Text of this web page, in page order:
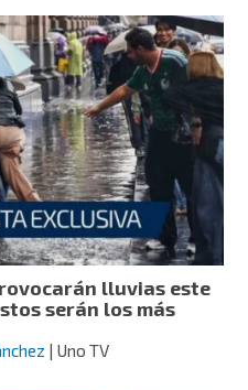
lluvias este
serán los más
| Uno TV